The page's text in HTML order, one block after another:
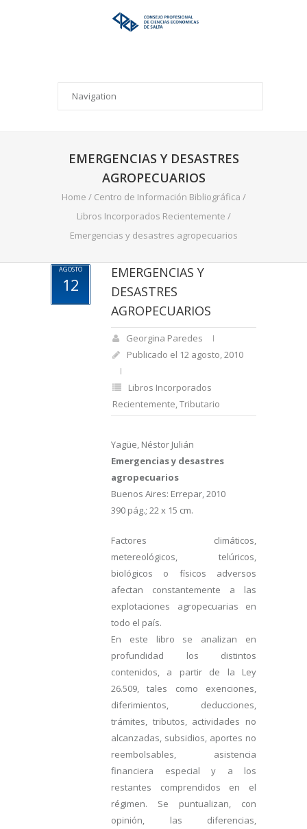
EMERGENCIAS Y DESASTRES
AGROPECUARIOS
Home / Centro de Información Bibliográfica /
Libros Incorporados Recientemente /
Emergencias y desastres agropecuarios
AGOSTO
12
EMERGENCIAS Y
DESASTRES
AGROPECUARIOS
Georgina Paredes
Publicado el 12 agosto, 2010
Libros Incorporados
Recientemente,Tributario
Yagüe, Néstor Julián
Emergencias y desastres
agropecuarios
Buenos Aires: Errepar, 2010
390 pág.; 22 x 15 cm.
Factores climáticos,
metereológicos, telúricos,
biológicos o físicos adversos
afectan constantemente a las
explotaciones agropecuarias en
todo el país.
En este libro se analizan en
profundidad los distintos
contenidos, a partir de la Ley
26.509, tales como exenciones,
diferimientos, deducciones,
trámites, tributos, actividades no
alcanzadas, subsidios, aportes no
reembolsables, asistencia
financiera especial y a los
restantes comprendidos en el
régimen. Se puntualizan, con
opinión, las diferencias,